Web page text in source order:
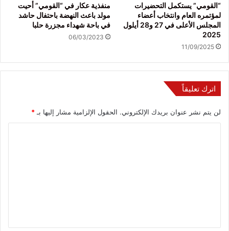
“القومي” يستكمل التحضيرات
لمؤتمره العام وانتخاب أعضاء
المجلس الأعلى في 27 و28 أيلول
2025
11/09/2025
منفذية عكار في “القومي” أحيت
مولد باعث النهضة باحتفال حاشد
في باحة شهداء مجزرة حلبا
06/03/2023
اترك تعليقاً
لن يتم نشر عنوان بريدك الإلكتروني. الحقول الإلزامية مشار إليها بـ *